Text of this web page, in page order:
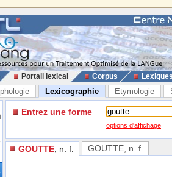
Portail lexical Corpus
Lexicographie Etymologie
Entrez une forme
options d'affichage
GOUTTE , n. f. GOUTTE, n. f.